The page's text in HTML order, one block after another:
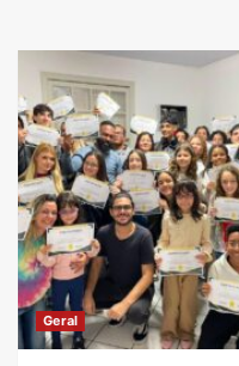
maiores
São
Joões
do
Norte
e
Nordeste
em
ano
de
Copa
do
Mundo
Geral